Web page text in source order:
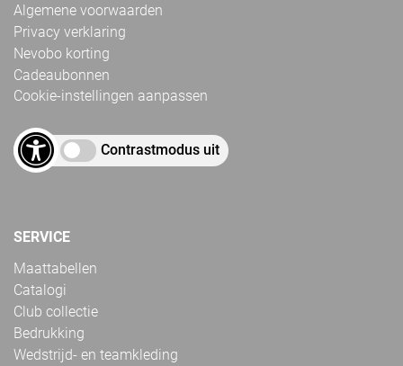
Algemene voorwaarden
Privacy verklaring
Nevobo korting
Cadeaubonnen
Cookie-instellingen aanpassen
Contrastmodus uit
SERVICE
Maattabellen
Catalogi
Club collectie
Bedrukking
Wedstrijd- en teamkleding